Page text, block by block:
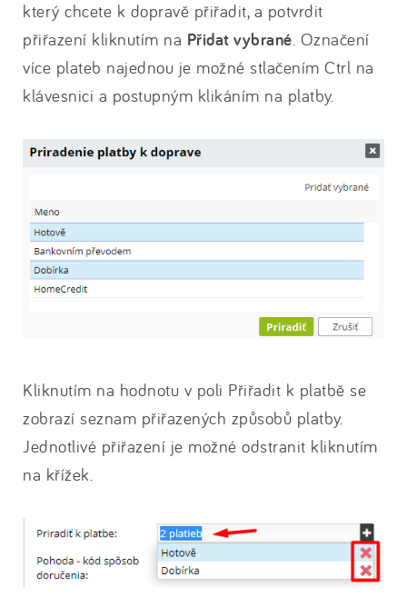
který chcete k dopravě přiřadit, a potvrdit
přiřazení kliknutím na Přidat vybrané. Označení
více plateb najednou je možné stlačením Ctrl na
klávesnici a postupným klikáním na platby.
Kliknutím na hodnotu v poli Přiřadit k platbě se
zobrazí seznam přiřazených způsobů platby.
Jednotlivé přiřazení je možné odstranit kliknutím
na křížek.